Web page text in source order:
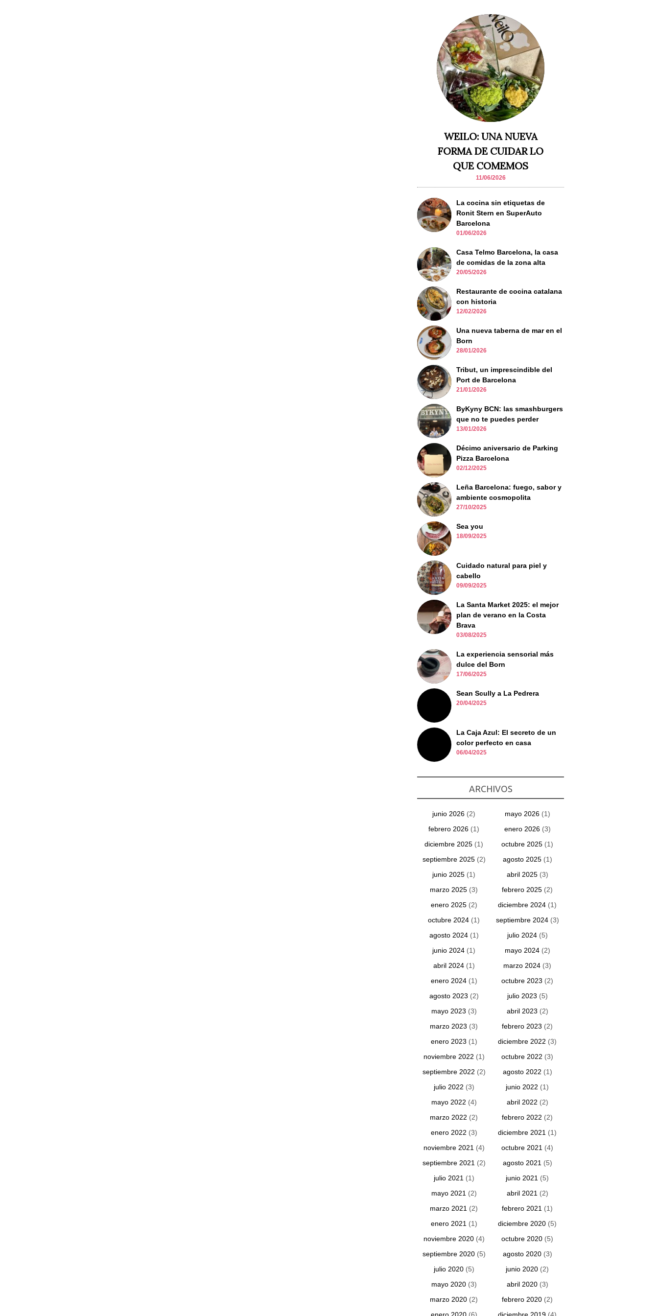
WEILO: UNA NUEVA
FORMA DE CUIDAR LO
QUE COMEMOS
11/06/2026
La cocina sin etiquetas de
Ronit Stern en SuperAuto
Barcelona
01/06/2026
Casa Telmo Barcelona, la casa
de comidas de la zona alta
20/05/2026
Restaurante de cocina catalana
con historia
12/02/2026
Una nueva taberna de mar en el
Born
28/01/2026
Tribut, un imprescindible del
Port de Barcelona
21/01/2026
ByKyny BCN: las smashburgers
que no te puedes perder
13/01/2026
Décimo aniversario de Parking
Pizza Barcelona
02/12/2025
Leña Barcelona: fuego, sabor y
ambiente cosmopolita
27/10/2025
Sea you
18/09/2025
Cuidado natural para piel y
cabello
09/09/2025
La Santa Market 2025: el mejor
plan de verano en la Costa
Brava
03/08/2025
La experiencia sensorial más
dulce del Born
17/06/2025
Sean Scully a La Pedrera
20/04/2025
La Caja Azul: El secreto de un
color perfecto en casa
06/04/2025
ARCHIVOS
junio 2026 (2) mayo 2026(1)
febrero 2026 (1) enero 2026(3)
diciembre 2025 (1) octubre 2025 (1)
septiembre 2025(2) agosto 2025(1)
junio 2025 (1) abril 2025(3)
marzo 2025 (3) febrero 2025 (2)
enero 2025(2) diciembre 2024 (1)
octubre 2024 (1) septiembre 2024(3)
agosto 2024(1) julio 2024(5)
junio 2024 (1) mayo 2024(2)
abril 2024(1) marzo 2024 (3)
enero 2024(1) octubre 2023 (2)
agosto 2023 (2) julio 2023 (5)
mayo 2023 (3) abril 2023 (2)
marzo 2023 (3) febrero 2023 (2)
enero 2023 (1) diciembre 2022 (3)
noviembre 2022 (1) octubre 2022 (3)
septiembre 2022 (2) agosto 2022 (1)
julio 2022 (3) junio 2022 (1)
mayo 2022 (4) abril 2022 (2)
marzo 2022 (2) febrero 2022 (2)
enero 2022 (3) diciembre 2021 (1)
noviembre 2021 (4) octubre 2021 (4)
septiembre 2021 (2) agosto 2021 (5)
julio 2021 (1) junio 2021 (5)
mayo 2021 (2) abril 2021 (2)
marzo 2021 (2) febrero 2021 (1)
enero 2021 (1) diciembre 2020 (5)
noviembre 2020(4) octubre 2020 (5)
septiembre 2020(5) agosto 2020(3)
julio 2020(5) junio 2020 (2)
mayo 2020(3) abril 2020(3)
marzo 2020 (2) febrero 2020 (2)